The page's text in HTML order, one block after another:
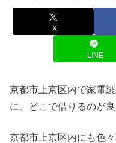
X
LINE
京都市上京区内で家電
に、どこで借りるのが
京都市上京区内にも色